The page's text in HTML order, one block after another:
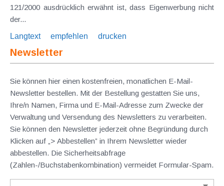
121/2000 ausdrücklich erwähnt ist, dass Eigenwerbung nicht
der...
Langtext
empfehlen drucken
Newsletter
Sie können hier einen kostenfreien, monatlichen E-Mail-
Newsletter bestellen. Mit der Bestellung gestatten Sie uns,
Ihre/n Namen, Firma und E-Mail-Adresse zum Zwecke der
Verwaltung und Versendung des Newsletters zu verarbeiten.
Sie können den Newsletter jederzeit ohne Begründung durch
Klicken auf „> Abbestellen” in Ihrem Newsletter wieder
abbestellen. Die Sicherheitsabfrage
(Zahlen-/Buchstabenkombination) vermeidet Formular-Spam.